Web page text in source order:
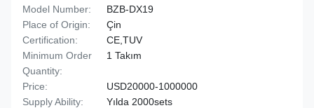
Model Number:
BZB-DX19
Place of Origin:
Çin
Certification:
CE,TUV
Minimum Order
Quantity:
1 Takım
Price:
USD20000-1000000
Supply Ability:
Yılda 2000sets